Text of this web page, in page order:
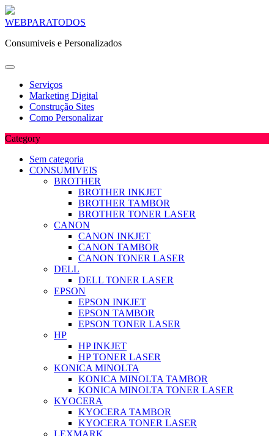
Skip
content
WEBPARATODOS
Consumiveis e Personalizados
Serviços
Marketing Digital
Construção Sites
Como Personalizar
Category
Sem categoria
CONSUMIVEIS
BROTHER
BROTHER INKJET
BROTHER TAMBOR
BROTHER TONER LASER
CANON
CANON INKJET
CANON TAMBOR
CANON TONER LASER
DELL
DELL TONER LASER
EPSON
EPSON INKJET
EPSON TAMBOR
EPSON TONER LASER
HP
HP INKJET
HP TONER LASER
KONICA MINOLTA
KONICA MINOLTA TAMBOR
KONICA MINOLTA TONER LASER
KYOCERA
KYOCERA TAMBOR
KYOCERA TONER LASER
LEXMARK